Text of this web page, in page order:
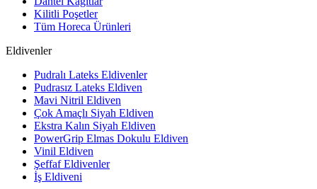
Kilitli Poşetler
Tüm Horeca Ürünleri
Eldivenler
Pudralı Lateks Eldivenler
Pudrasız Lateks Eldiven
Mavi Nitril Eldiven
Çok Amaçlı Siyah Eldiven
Ekstra Kalın Siyah Eldiven
PowerGrip Elmas Dokulu Eldiven
Vinil Eldiven
Şeffaf Eldivenler
İş Eldiveni